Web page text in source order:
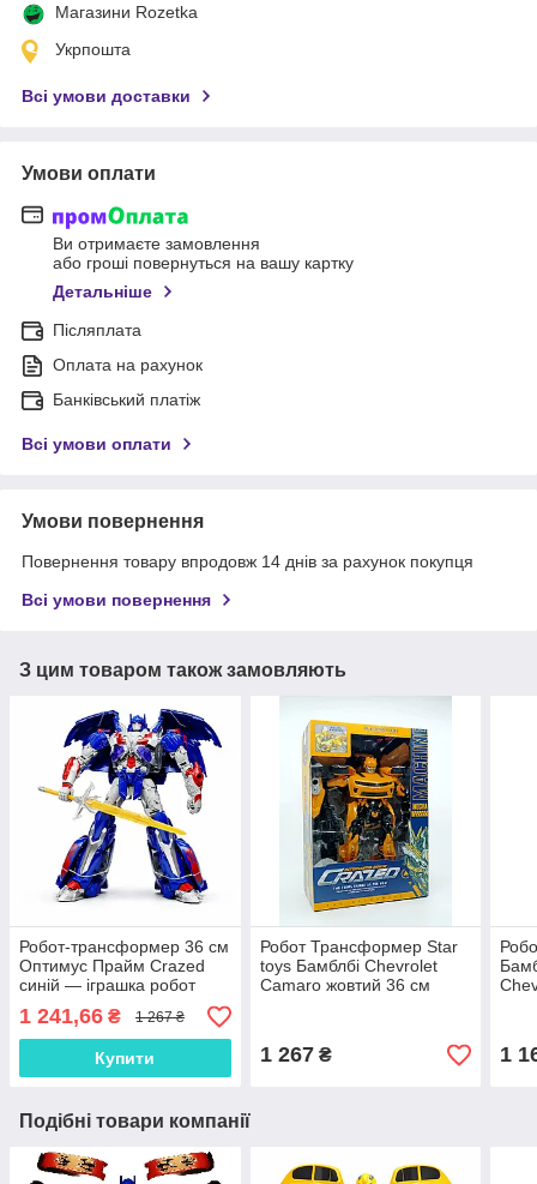
Магазини Rozetka
Укрпошта
Всі умови доставки
Умови оплати
Ви отримаєте замовлення
або гроші повернуться на вашу картку
Детальніше
Післяплата
Оплата на рахунок
Банківський платіж
Всі умови оплати
Умови повернення
Повернення товару впродовж 14 днів за рахунок покупця
Всі умови повернення
З цим товаром також замовляють
Робот-трансформер 36 см
Оптимус Прайм Crazed
синій — іграшка робот
для дітей, арт. W8826C
1 241,66 ₴ 1 267 ₴
Купити
Робот Трансформер Star
toys Бамблбі Chevrolet
Camaro жовтий 36 см
1 267₴ 1
Подібні товари компанії